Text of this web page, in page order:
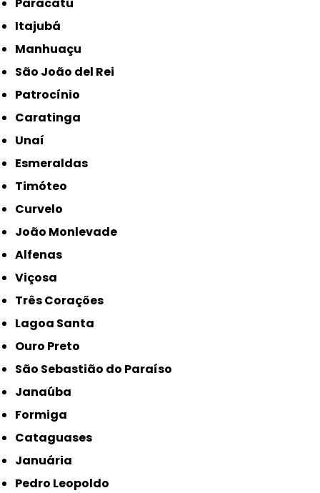
Itajubá
Manhuaçu
São João del Rei
Patrocínio
Caratinga
Unaí
Esmeraldas
Timóteo
Curvelo
João Monlevade
Alfenas
Viçosa
Três Corações
Lagoa Santa
Ouro Preto
São Sebastião do Paraíso
Janaúba
Formiga
Cataguases
Januária
Pedro Leopoldo